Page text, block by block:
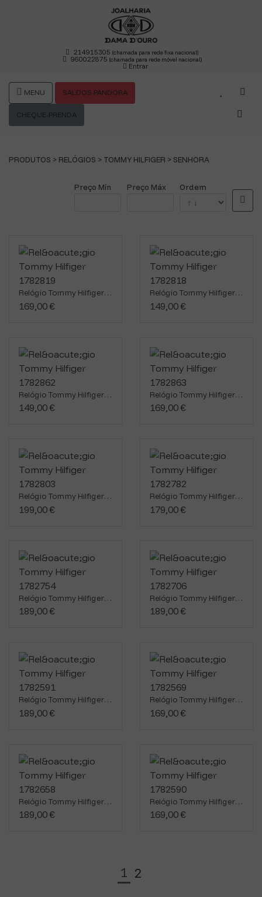
214915305(chamada para rede fixa nacional)
960022875 (chamada para rede móvel nacional)
Entrar
MENU SALDOS PANDORA
CHEQUE-PRENDA
PRODUTOS > RELÓGIOS > TOMMY HILFIGER >SENHORA
Preço Mín Preço Máx Ordem
Relógio Tommy Hilfiger 1782819
169,00 €
Relógio Tommy Hilfiger 1782818
149,00 €
Relógio Tommy Hilfiger 1782862
149,00 €
Relógio Tommy Hilfiger 1782863
169,00 €
Relógio Tommy Hilfiger 1782803
199,00 €
Relógio Tommy Hilfiger 1782782
179,00 €
Relógio Tommy Hilfiger 1782754
189,00 €
Relógio Tommy Hilfiger 1782706
189,00 €
Relógio Tommy Hilfiger 1782591
189,00 €
Relógio Tommy Hilfiger 1782569
169,00 €
Relógio Tommy Hilfiger 1782658
189,00 €
Relógio Tommy Hilfiger 1782590
169,00 €
1 2